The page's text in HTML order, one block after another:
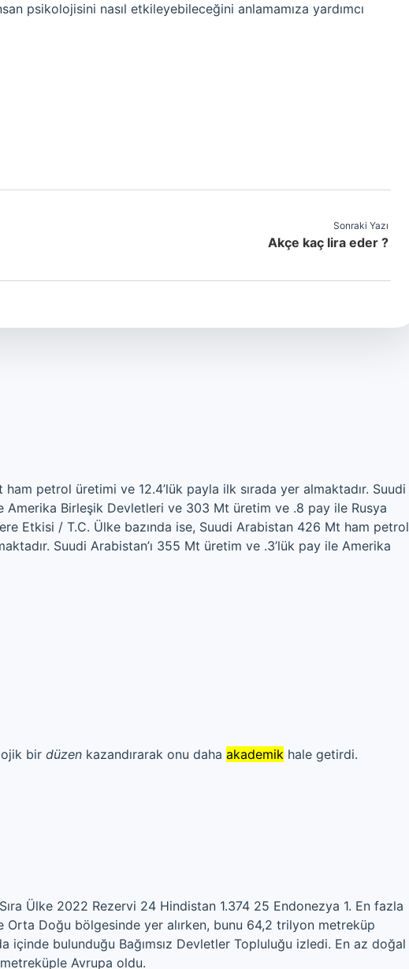
psikolojisini nasıl etkileyebileceğini anlamamıza yardımcı
Sonraki Yazı
Akçe kaç lira eder ?
petrol üretimi ve 12.4’lük payla ilk sırada yer almaktadır. Suudi
Amerika Birleşik Devletleri ve 303 Mt üretim ve .8 pay ile Rusya
Etkisi / T.C. Ülke bazında ise, Suudi Arabistan 426 Mt ham petrol
Suudi Arabistan’ı 355 Mt üretim ve .3’lük pay ile Amerika
bir düzen kazandırarak onu daha akademik hale getirdi.
Ülke 2022 Rezervi 24 Hindistan 1.374 25 Endonezya 1. En fazla
Doğu bölgesinde yer alırken, bunu 64,2 trilyon metreküp
içinde bulunduğu Bağımsız Devletler Topluluğu izledi. En az doğal
Avrupa oldu.